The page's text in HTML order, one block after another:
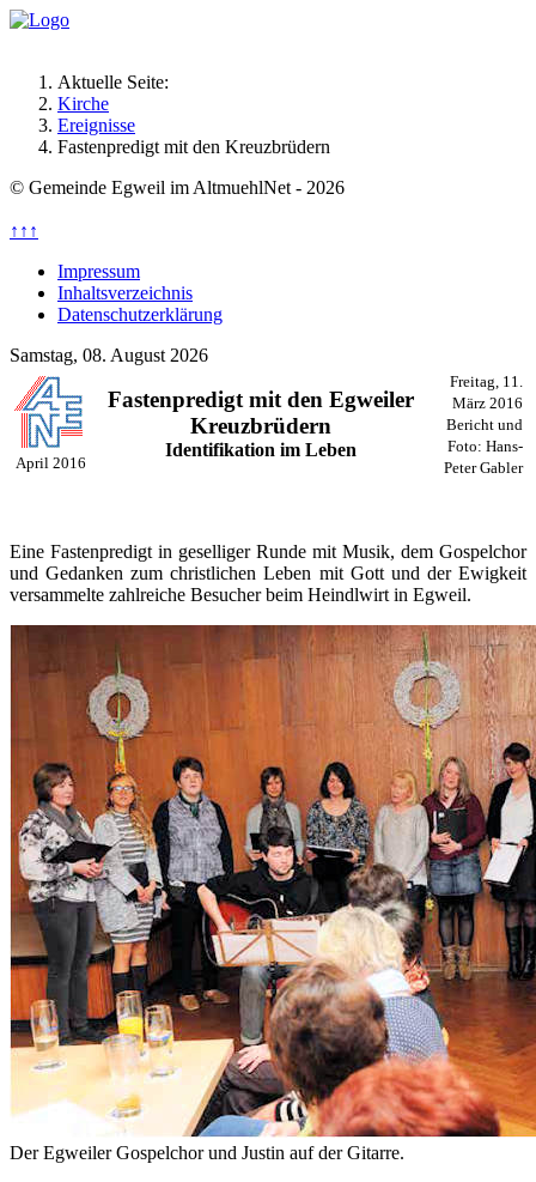
Aktuelle Seite:
Kirche
Ereignisse
Fastenpredigt mit den Kreuzbrüdern
© Gemeinde Egweil im AltmuehlNet - 2026
↑↑↑
Impressum
Inhaltsverzeichnis
Datenschutzerklärung
Samstag, 08. August 2026
April 2016
Fastenpredigt mit den Egweiler
Kreuzbrüdern
Identifikation im Leben
Freitag, 11.
März 2016
Bericht und
Foto: Hans-
Peter Gabler
Eine Fastenpredigt in geselliger Runde mit Musik, dem Gospelchor
und Gedanken zum christlichen Leben mit Gott und der Ewigkeit
versammelte zahlreiche Besucher beim Heindlwirt in Egweil.
Der Egweiler Gospelchor und Justin auf der Gitarre.